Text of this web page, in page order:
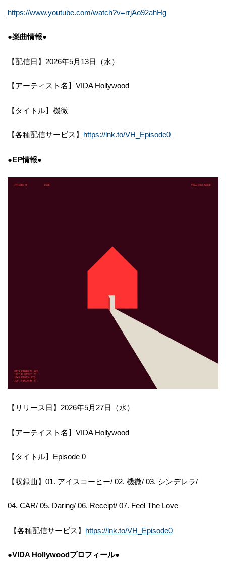
https://www.youtube.com/watch?v=rrjAo92ahHg
●楽曲情報●
【配信日】2026年5月13日（水）
【アーティスト名】VIDA Hollywood
【タイトル】機微
【各種配信サービス】 https://lnk.to/VH_Episode0
●EP情報●
【リリース日】2026年5月27日（水）
【アーテイスト名】VIDA Hollywood
【タイトル】Episode 0
【収録曲】01. アイスコーヒー/ 02. 機微/ 03. シンデレラ/
04. CAR/ 05. Daring/ 06. Receipt/ 07. Feel The Love
【各種配信サービス】 https://lnk.to/VH_Episode0
●VIDA Hollywoodプロフィール●